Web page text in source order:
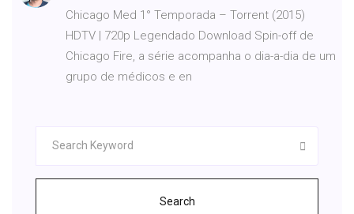
Chicago Med 1° Temporada – Torrent (2015)
HDTV | 720p Legendado Download Spin-off de
Chicago Fire, a série acompanha o dia-a-dia de um
grupo de médicos e en
Search